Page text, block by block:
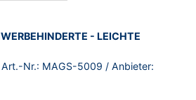
- LEICHTE
Nr.: MAGS-5009 / Anbieter: